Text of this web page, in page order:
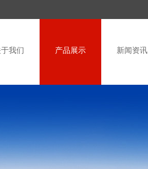
我们 产品展示 新闻资讯